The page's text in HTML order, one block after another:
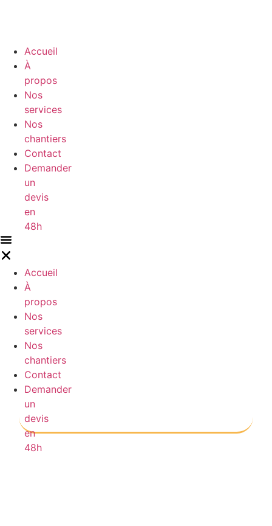
Accueil
À
propos
Nos
services
Nos
chantiers
Contact
Demander
un
devis
en
48h
Accueil
À
propos
Nos
services
Nos
chantiers
Contact
Demander
un
devis
en
48h